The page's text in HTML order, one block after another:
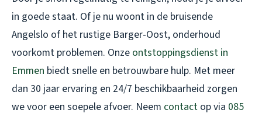
in goede staat. Of je nu woont in de bruisende
Angelslo of het rustige Barger-Oost, onderhoud
voorkomt problemen. Onze ontstoppingsdienst in
Emmen biedt snelle en betrouwbare hulp. Met meer
dan 30 jaar ervaring en 24/7 beschikbaarheid zorgen
we voor een soepele afvoer. Neem contact op via 085